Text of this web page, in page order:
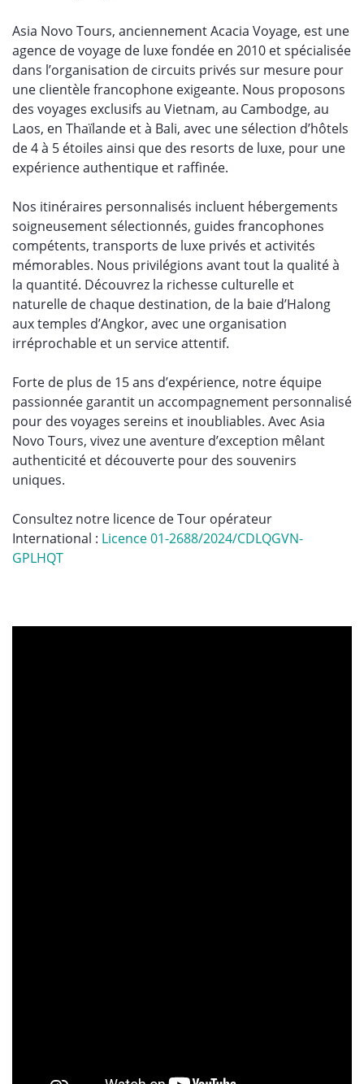
Asia Novo Tours, anciennement Acacia Voyage, est une
agence de voyage de luxe fondée en 2010 et spécialisée
dans l’organisation de circuits privés sur mesure pour
une clientèle francophone exigeante. Nous proposons
des voyages exclusifs au Vietnam, au Cambodge, au
Laos, en Thaïlande et à Bali, avec une sélection d’hôtels
de 4 à 5 étoiles ainsi que des resorts de luxe, pour une
expérience authentique et raffinée.
Nos itinéraires personnalisés incluent hébergements
soigneusement sélectionnés, guides francophones
compétents, transports de luxe privés et activités
mémorables. Nous privilégions avant tout la qualité à
la quantité. Découvrez la richesse culturelle et
naturelle de chaque destination, de la baie d’Halong
aux temples d’Angkor, avec une organisation
irréprochable et un service attentif.
Forte de plus de 15 ans d’expérience, notre équipe
passionnée garantit un accompagnement personnalisé
pour des voyages sereins et inoubliables. Avec Asia
Novo Tours, vivez une aventure d’exception mêlant
authenticité et découverte pour des souvenirs
uniques.
Consultez notre licence de Tour opérateur
International : Licence 01-2688/2024/CDLQGVN-
GPLHQT